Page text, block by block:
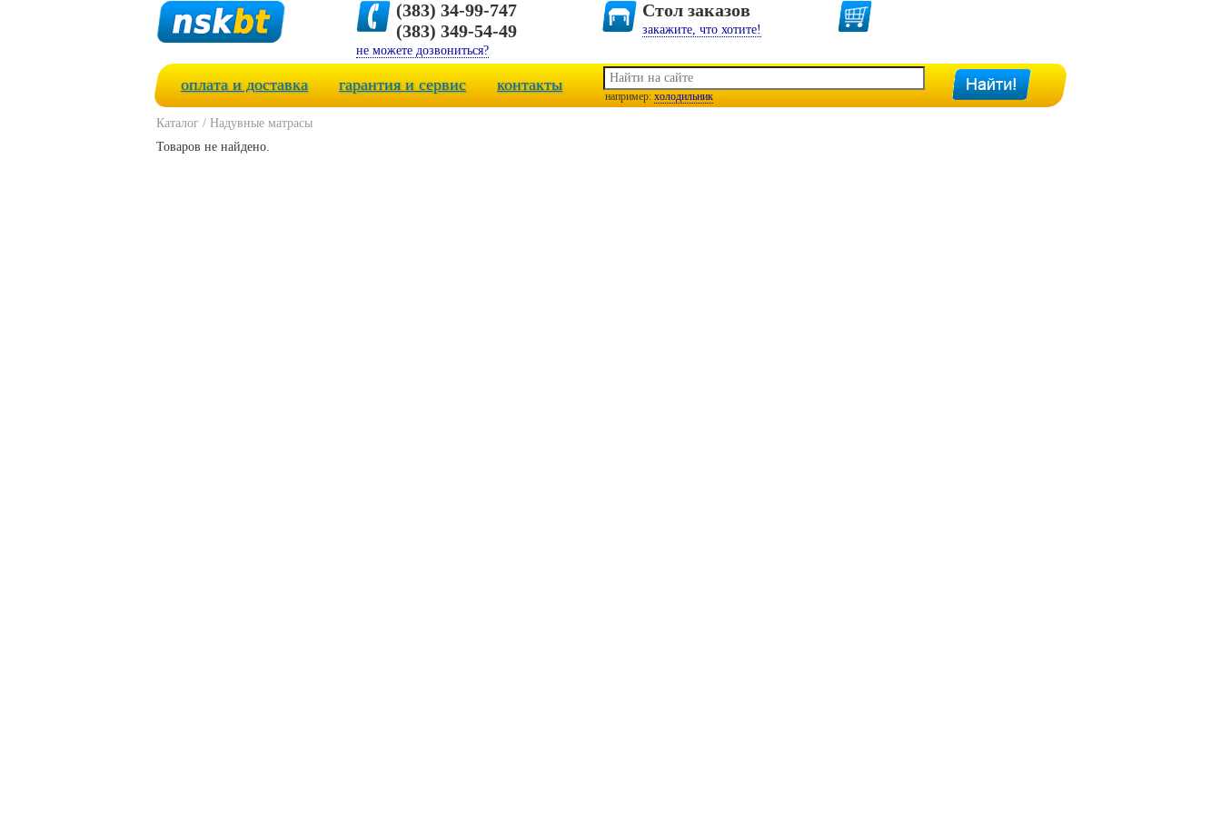
(383) 34-99-747
(383) 349-54-49
не можете дозвониться?
Стол заказов
закажите, что хотите!
оплата и доставка гарантия и сервис контакты
например: холодильник
Каталог / Надувные матрасы
Товаров не найдено.